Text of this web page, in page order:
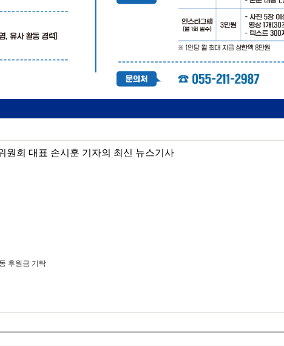
원회 대표 손시훈 기자의 최신 뉴스기사
후원금 기탁